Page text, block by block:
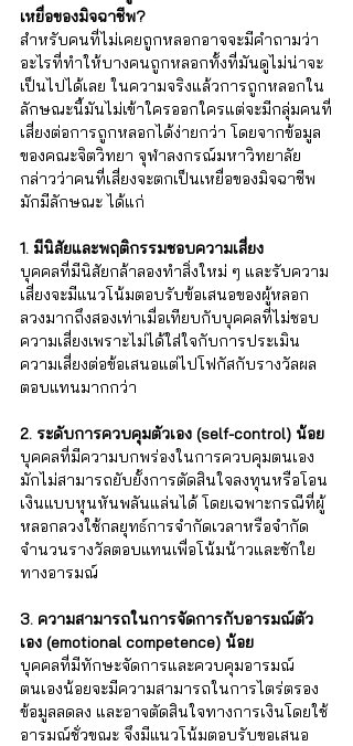
เหยื่อของมิจฉาชีพ?
สำหรับคนที่ไม่เคยถูกหลอกอาจจะมีคำถามว่า
อะไรที่ทำให้บางคนถูกหลอกทั้งที่มันดูไม่น่าจะ
เป็นไปได้เลย ในความจริงแล้วการถูกหลอกใน
ลักษณะนี้มันไม่เข้าใครออกใครแต่จะมีกลุ่มคนที่
เสี่ยงต่อการถูกหลอกได้ง่ายกว่า โดยจากข้อมูล
ของคณะจิตวิทยา จุฬาลงกรณ์มหาวิทยาลัย
กล่าวว่าคนที่เสี่ยงจะตกเป็นเหยื่อของมิจฉาชีพ
มักมีลักษณะ ได้แก่
1. มีนิสัยและพฤติกรรมชอบความเสี่ยง
บุคคลที่มีนิสัยกล้าลองทำสิ่งใหม่ ๆ และรับความ
เสี่ยงจะมีแนวโน้มตอบรับข้อเสนอของผู้หลอก
ลวงมากถึงสองเท่าเมื่อเทียบกับบุคคลที่ไม่ชอบ
ความเสี่ยงเพราะไม่ได้ใส่ใจกับการประเมิน
ความเสี่ยงต่อข้อเสนอแต่ไปโฟกัสกับรางวัลผล
ตอบแทนมากกว่า
2. ระดับการควบคุมตัวเอง (self-control) น้อย
บุคคลที่มีความบกพร่องในการควบคุมตนเอง
มักไม่สามารถยับยั้งการตัดสินใจลงทุนหรือโอน
เงินแบบหุนหันพลันแล่นได้ โดยเฉพาะกรณีที่ผู้
หลอกลวงใช้กลยุทธ์การจำกัดเวลาหรือจำกัด
จำนวนรางวัลตอบแทนเพื่อโน้มน้าวและชักใย
ทางอารมณ์
3. ความสามารถในการจัดการกับอารมณ์ตัว
เอง (emotional competence) น้อย
บุคคลที่มีทักษะจัดการและควบคุมอารมณ์
ตนเองน้อยจะมีความสามารถในการไตร่ตรอง
ข้อมูลลดลง และอาจตัดสินใจทางการเงินโดยใช้
อารมณ์ชั่วขณะ จึงมีแนวโน้มตอบรับขอเสนอ